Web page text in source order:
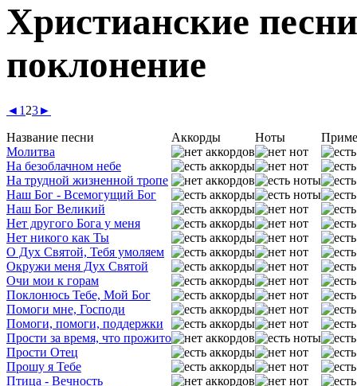
Христианские
поклонение
◄ 1 23►
Название песни
Аккорды Ноты
Молитва
На безоблачном небе
На трудной жизненной тропе
Наш Бог - Всемогущий Бог
Наш Бог Великий
Нет другого Бога у меня
Нет никого как Ты
О Дух Святой, Тебя умоляем
Окружи меня Дух Святой
Очи мои к горам
Поклонюсь Тебе, Мой Бог
Помоги мне, Господи
Помоги, помоги, поддержки
Прости за время, что прожито
Прости Отец
Прошу я Тебе
Птица - Вечность